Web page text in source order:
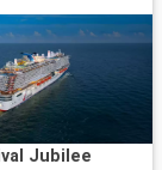
Jubilee